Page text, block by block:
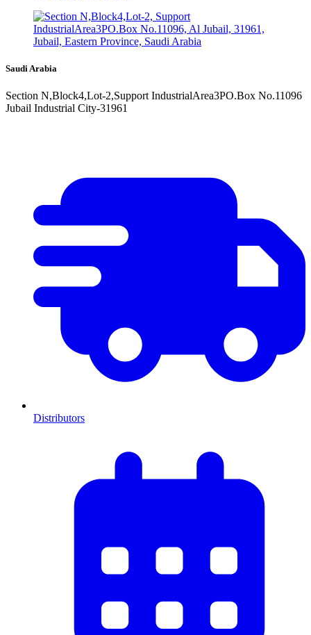
Saudi Arabia
Section N,Block4,Lot-2,Support IndustrialArea3PO.Box No.11096
Jubail Industrial City-31961
Distributors